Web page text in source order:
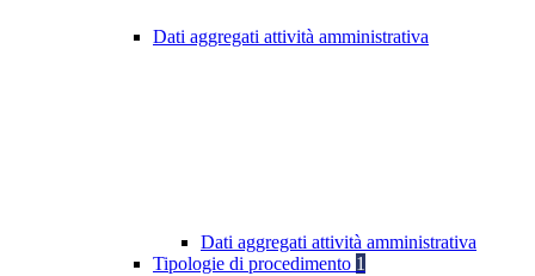
Dati aggregati attività amministrativa
Dati aggregati attività amministrativa
Tipologie di procedimento 1